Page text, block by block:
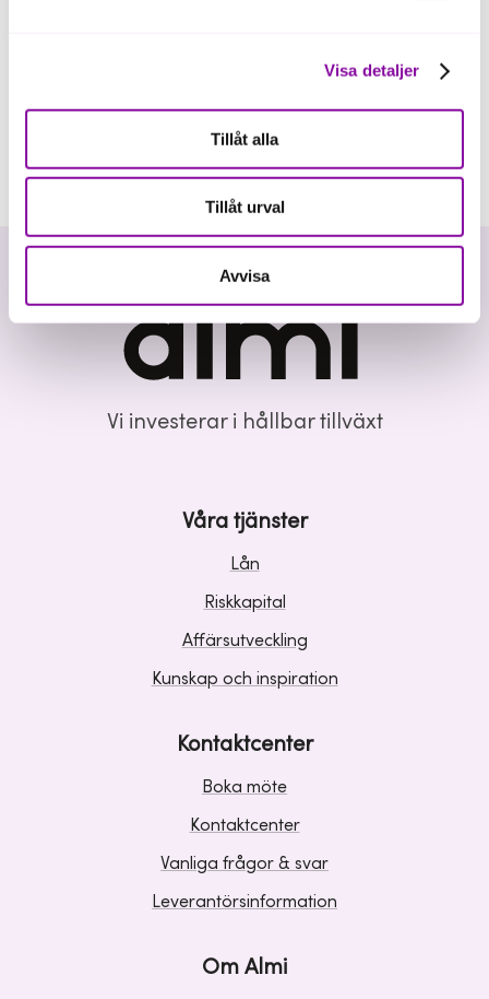
Visa detaljer
Tillåt alla
Tillåt urval
Avvisa
Vi investerar i hållbar tillväxt
Våra tjänster
Lån
Riskkapital
Affärsutveckling
Kunskap och inspiration
Kontaktcenter
Boka möte
Kontaktcenter
Vanliga frågor & svar
Leverantörsinformation
Om Almi